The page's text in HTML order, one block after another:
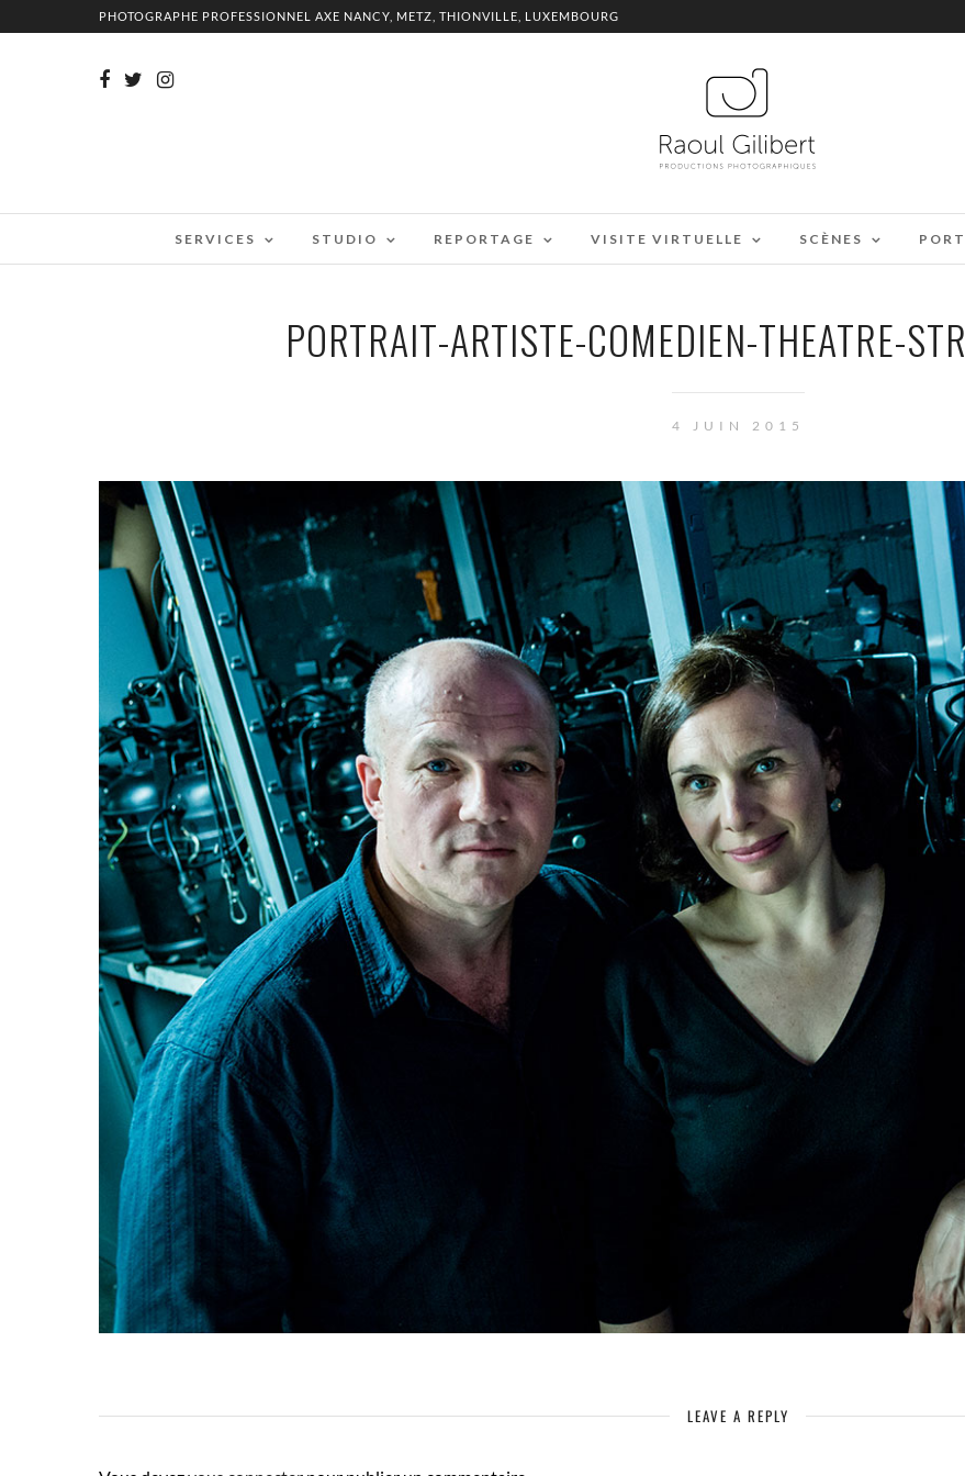
PHOTOGRAPHE PROFESSIONNEL AXE NANCY, METZ, THIONVILLE, LUXEMBOURG
SERVICES STUDIO REPORTAGE VISITE VIRTUELLE SCÈNES
PORTRAIT-ARTISTE-COMEDIEN-THEATRE-
4 JUIN 2015
LEAVE A REPLY